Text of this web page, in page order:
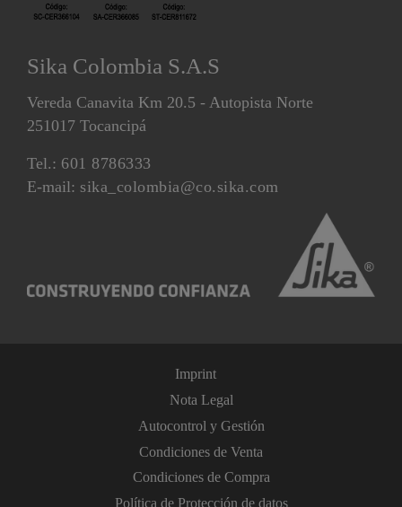
Sika Colombia S.A.S
Vereda Canavita Km 20.5 - Autopista Norte
251017 Tocancipá
Tel.: 601 8786333
E-mail: sika_colombia@co.sika.com
Imprint
Nota Legal
Autocontrol y Gestión
Condiciones de Venta
Condiciones de Compra
Política de Protección de datos